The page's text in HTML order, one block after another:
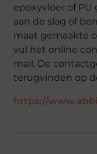
epoxyvloer of PU
aan de slag of
maat gemaakte
vul het online
mail. De
terugvinden op
https://